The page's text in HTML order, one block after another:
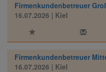
Firmenkundenbetreuer
16.07.2026 | Kiel
Firmenkundenbetreuer
16.07.2026 | Kiel